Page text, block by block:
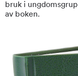
bruk i
av boken.